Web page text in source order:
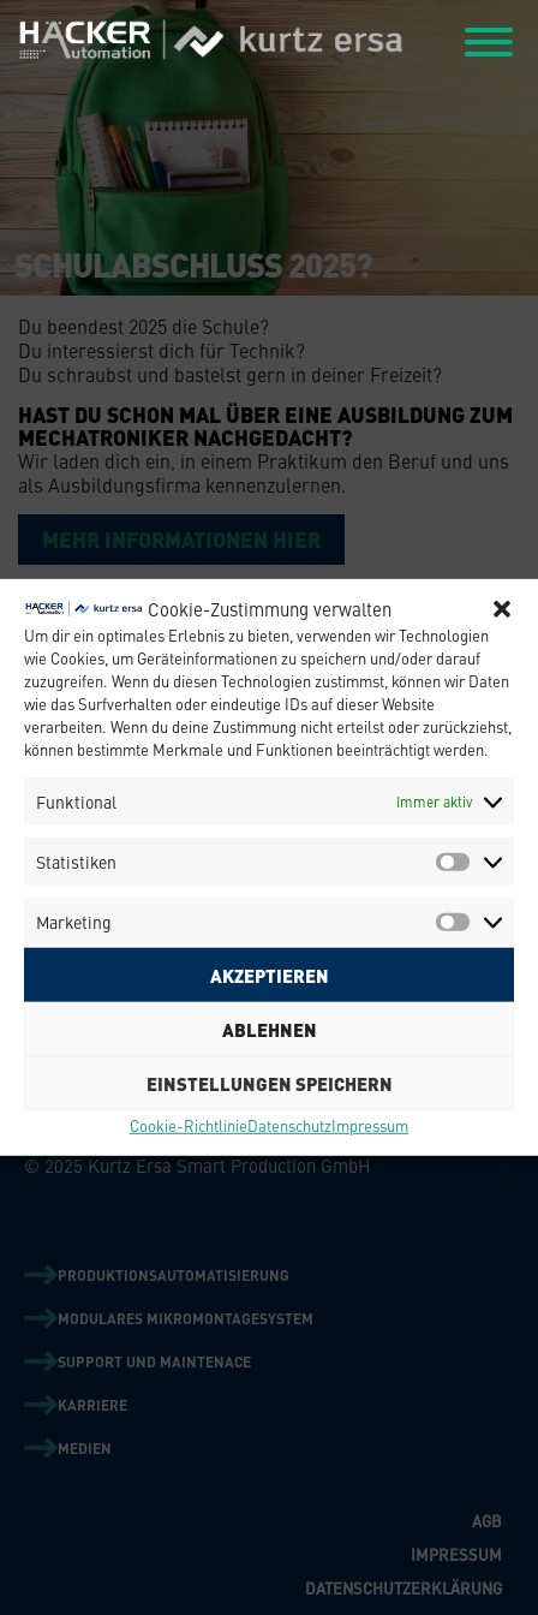
Cookie-Zustimmung verwalten
Um dir ein optimales Erlebnis zu bieten, verwenden wir Technologien
wie Cookies, um Geräteinformationen zu speichern und/oder darauf
zuzugreifen. Wenn du diesen Technologien zustimmst, können wir Daten
wie das Surfverhalten oder eindeutige IDs auf dieser Website
verarbeiten. Wenn du deine Zustimmung nicht erteilst oder zurückziehst,
können bestimmte Merkmale und Funktionen beeinträchtigt werden.
Funktional Immer aktiv
Statistiken
Marketing
AKZEPTIEREN
ABLEHNEN
EINSTELLUNGEN SPEICHERN
Cookie-RichtlinieDatenschutzImpressum
SCHULABSCHLUSS 2025?
Du beendest 2025 die Schule?
Du interessierst dich für Technik?
Du schraubst und bastelst gern in deiner Freizeit?
HAST DU SCHON MAL ÜBER EINE AUSBILDUNG ZUM
MECHATRONIKER NACHGEDACHT?
Wir laden dich ein, in einem Praktikum den Beruf und uns
als Ausbildungsfirma kennenzulernen.
MEHR INFORMATIONEN HIER
KONTAKTIERE UNS
+49 (0)36259 300 99
Kurtz Ersa Smart Production GmbH
Inselsbergstraße 17
99880 Waltershausen / OT Schwarzhausen
© 2025 Kurtz Ersa Smart Production GmbH
PRODUKTIONSAUTOMATISIERUNG
MODULARES MIKROMONTAGESYSTEM
SUPPORT UND MAINTENACE
KARRIERE
MEDIEN
AGB
IMPRESSUM
DATENSCHUTZERKLÄRUNG